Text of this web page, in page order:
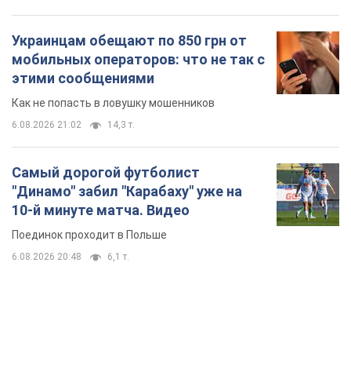
Украинцам обещают по 850 грн от
мобильных операторов: что не так с
этими сообщениями
Как не попасть в ловушку мошенников
6.08.2026 21:02 14,3 т.
Самый дорогой футболист
"Динамо" забил "Карабаху" уже на
10-й минуте матча. Видео
Поединок проходит в Польше
6.08.2026 20:48 6,1 т.